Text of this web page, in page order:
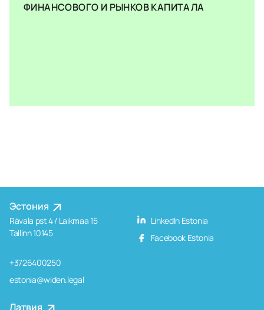
ФИНАНСОВОГО И РЫНКОВ КАПИТАЛА
Эстония
Rävala pst 4 / Laikmaa 15
Tallinn 10145
+3726400250
estonia@widen.legal
LinkedIn Estonia
Facebook Estonia
Латвия